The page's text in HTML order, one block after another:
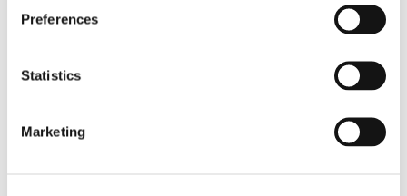
Preferences
Statistics
Marketing